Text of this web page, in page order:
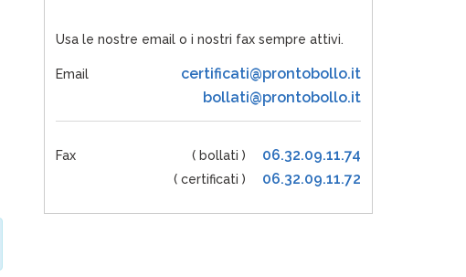
Usa le nostre email o i nostri fax sempre attivi.
Email
certificati@prontobollo.it
bollati@prontobollo.it
Fax 06.32.09.11.74
( bollati )
06.32.09.11.72
( certificati )